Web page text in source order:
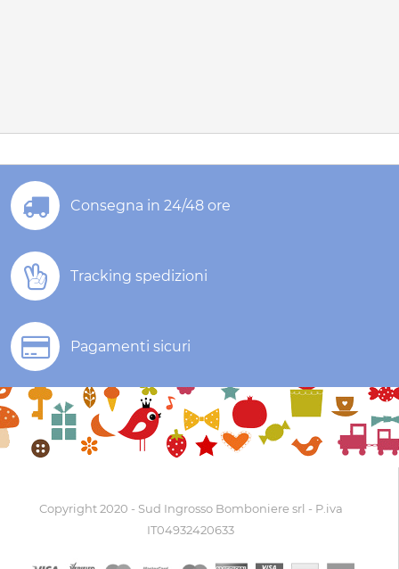
Consegna in 24/48 ore
Tracking spedizioni
Pagamenti sicuri
Copyright 2020 - Sud Ingrosso Bomboniere srl - P.iva
IT04932420633